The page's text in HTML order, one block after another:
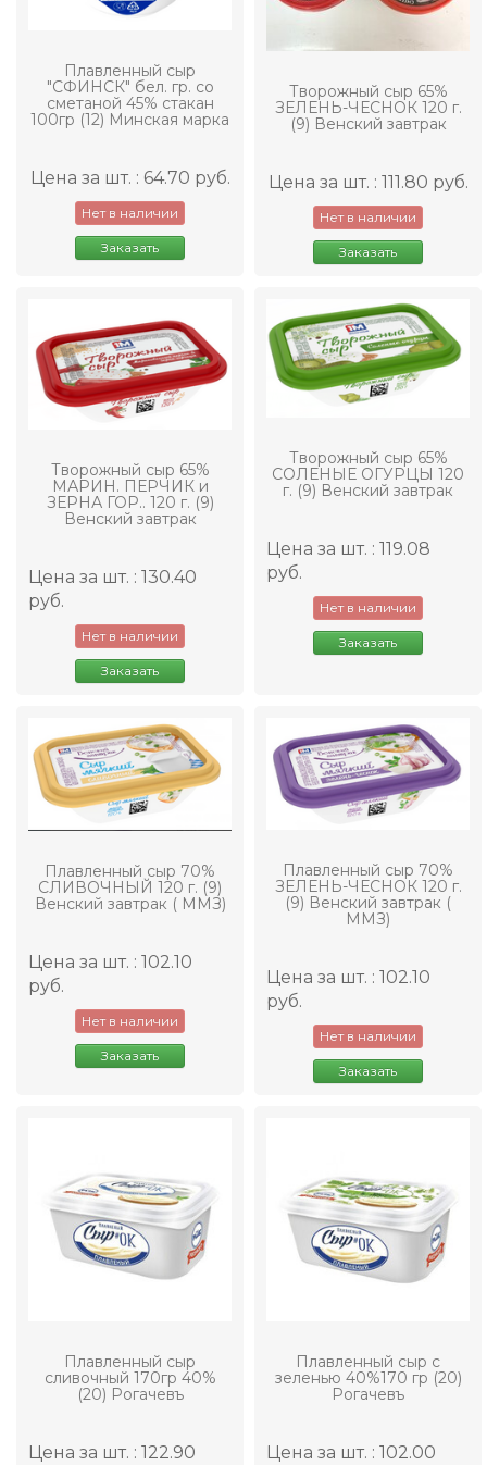
Плавленный сыр
"СФИНСК" бел. гр. со
сметаной 45% стакан
100гр (12) Минская марка
Цена за шт. : 64.70 руб.
Нет в наличии
Заказать
Творожный сыр 65%
ЗЕЛЕНЬ-ЧЕСНОК 120 г.
(9) Венский завтрак
Цена за шт. : 111.80 руб.
Нет в наличии
Заказать
Творожный сыр 65%
МАРИН. ПЕРЧИК и
ЗЕРНА ГОР.. 120 г. (9)
Венский завтрак
Цена за шт. : 130.40
руб.
Нет в наличии
Заказать
Творожный сыр 65%
СОЛЕНЫЕ ОГУРЦЫ 120
г. (9) Венский завтрак
Цена за шт. : 119.08
руб.
Нет в наличии
Заказать
Плавленный сыр 70%
СЛИВОЧНЫЙ 120 г. (9)
Венский завтрак ( ММЗ)
Цена за шт. : 102.10
руб.
Нет в наличии
Заказать
Плавленный сыр 70%
ЗЕЛЕНЬ-ЧЕСНОК 120 г.
(9) Венский завтрак (
ММЗ)
Цена за шт. : 102.10
руб.
Нет в наличии
Заказать
Плавленный сыр
сливочный 170гр 40%
(20) Рогачевъ
Цена за шт. : 122.90
Плавленный сыр с
зеленью 40%170 гр (20)
Рогачевъ
Цена за шт. : 102.00